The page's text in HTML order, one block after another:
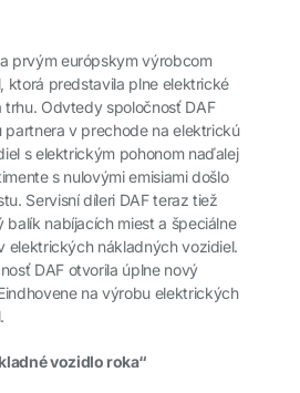
prvým európskym výrobcom
ktorá predstavila plne elektrické
trhu. Odvtedy spoločnosť DAF
partnera v prechode na elektrickú
s elektrickým pohonom naďalej
s nulovými emisiami došlo
Servisní díleri DAF teraz tiež
balík nabíjacích miest a špeciálne
elektrických nákladných vozidiel.
DAF otvorila úplne nový
na výrobu elektrických
vozidlo roka“